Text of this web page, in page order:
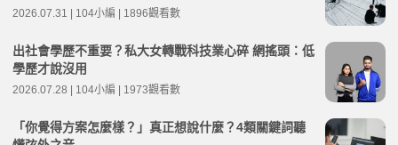
2026.07.31 | 104小編 | 1896觀看數
出社會學歷不重要？私大女轉戰科技業心碎 網搖頭：低
學歷才說沒用
2026.07.28 | 104小編 | 1973觀看數
「你覺得方案怎麼樣？」真正想說什麼？4類關鍵詞聽